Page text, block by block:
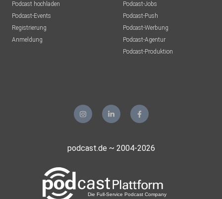
Podcast hochladen
Podcast-Events
Registrierung
Anmeldung
Podcast-Jobs
Podcast-Push
Podcast-Werbung
Podcast-Agentur
Podcast-Produktion
podcast.de ~ 2004-2026